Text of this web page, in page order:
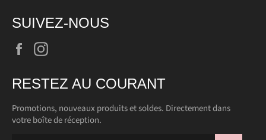
SUIVEZ-NOUS
Facebook
RESTEZ AU COURANT
Promotions, nouveaux produits et soldes. Directement dans
votre boîte de réception.